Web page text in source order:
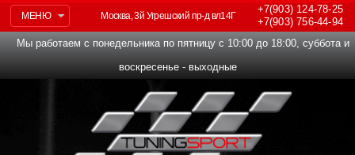
МЕНЮ
+7(903)124-78-25
+7(903)756-44-94
Москва, 3й Угрешский пр-д вл14Г
Мы работаем с понедельника по пятницу с 10:00 до 18:00, суббота и
воскресенье - выходные